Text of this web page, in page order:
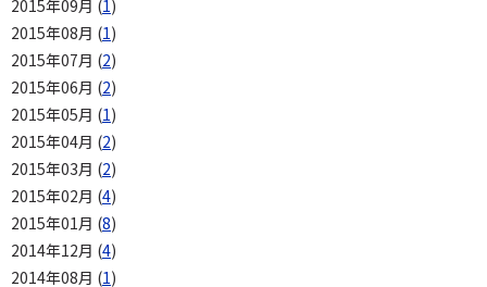
2015年09月 (1)
2015年08月 (1)
2015年07月 (2)
2015年06月 (2)
2015年05月 (1)
2015年04月 (2)
2015年03月 (2)
2015年02月 (4)
2015年01月 (8)
2014年12月 (4)
2014年08月 (1)